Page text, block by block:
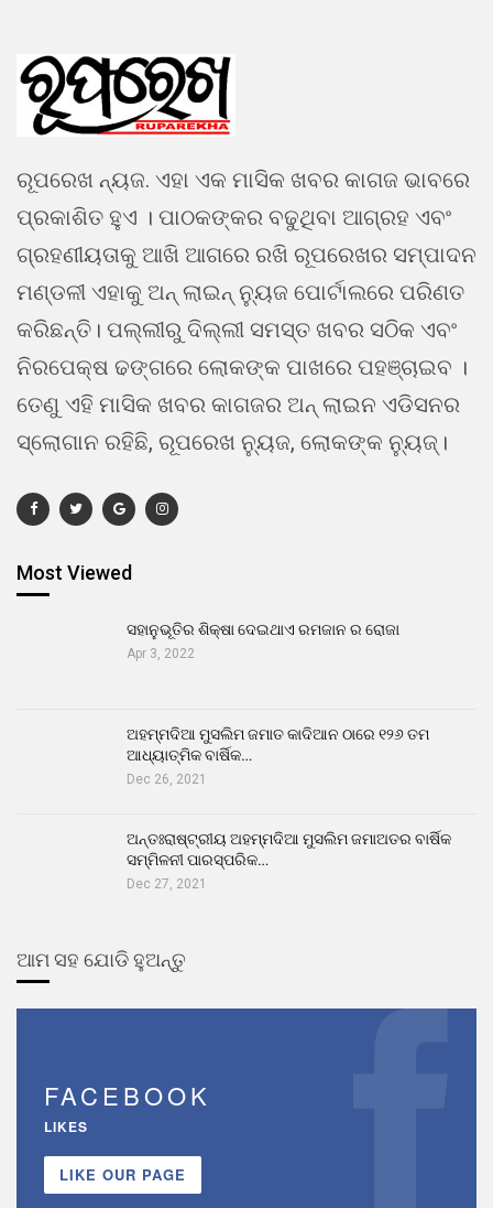
ରୂପରେଖ ନ୍ୟଜ. ଏହା ଏକ ମାସିକ ଖବର କାଗଜ ଭାବରେ
ପ୍ରକାଶିତ ହୁଏ । ପାଠକଙ୍କର ବଢୁଥିବା ଆଗ୍ରହ ଏବଂ
ଗ୍ରହଣୀୟତାକୁ ଆଖି ଆଗରେ ରଖି ରୂପରେଖର ସମ୍ପାଦନ
ମଣ୍ଡଳୀ ଏହାକୁ ଅନ୍ ଲାଇନ୍ ନ୍ୟୁଜ ପୋର୍ଟାଲରେ ପରିଣତ
କରିଛନ୍ତି। ପଲ୍ଲୀରୁ ଦିଲ୍ଲୀ ସମସ୍ତ ଖବର ସଠିକ ଏବଂ
ନିରପେକ୍ଷ ଢଙ୍ଗରେ ଲୋକଙ୍କ ପାଖରେ ପହଞ୍ଚାଇବ ।
ତେଣୁ ଏହି ମାସିକ ଖବର କାଗଜର ଅନ୍ ଲାଇନ ଏଡିସନର
ସ୍ଲୋଗାନ ରହିଛି, ରୂପରେଖ ନ୍ୟୁଜ, ଲୋକଙ୍କ ନ୍ୟୁଜ୍।
Most Viewed
ସହାନୁଭୂତିର ଶିକ୍ଷା ଦେଇଥାଏ ରମଜାନ ର ରୋଜା
Apr 3, 2022
ଅହମ୍ମଦିଆ ମୁସଲିମ ଜମାତ କାଦିଆନ ଠାରେ ୧୨୬ ତମ
ଆଧ୍ୟାତ୍ମିକ ବାର୍ଷିକ…
Dec 26, 2021
ଅନ୍ତଃରାଷ୍ଟ୍ରୀୟ ଅହମ୍ମଦିଆ ମୁସଲିମ ଜମାଅତର ବାର୍ଷିକ
ସମ୍ମିଳନୀ ପାରସ୍ପରିକ…
Dec 27, 2021
ଆମ ସହ ଯୋଡି ହୁଅନ୍ତୁ
FACEBOOK
LIKES
LIKE OUR PAGE